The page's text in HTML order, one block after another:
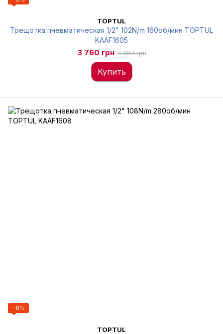
TOPTUL
Трещотка пневматическая 1/2" 102N/m 160об/мин TOPTUL
KAAF1605
3 760 грн 4 087 грн
Купить
−8%
TOPTUL